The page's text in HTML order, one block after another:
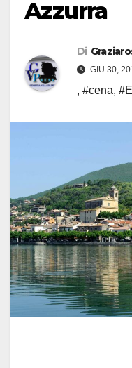
Azzurra
Di
GIU 30,
, #cena,